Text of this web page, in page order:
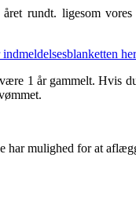
rundt. ligesom
1 år gammelt. Hvis
har mulighed for at